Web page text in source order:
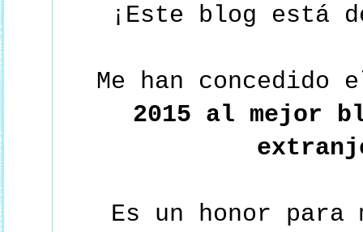
¡Este blog está
Me han concedido
2015 al mejor
Es un honor